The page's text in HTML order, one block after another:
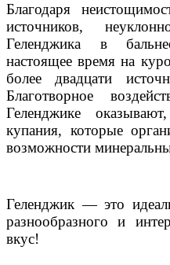
Благодаря
источников,
Геленджика в
настоящее время на
более двадцати
Благотворное
Геленджике
купания, которые
возможности
Геленджик — это
разнообразного и
вкус!